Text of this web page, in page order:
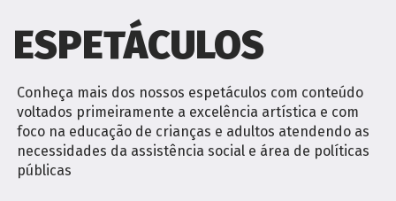
ESPETÁCULOS
Conheça mais dos nossos espetáculos com conteúdo
voltados primeiramente a excelência artística e com
foco na educação de crianças e adultos atendendo as
necessidades da assistência social e área de políticas
públicas